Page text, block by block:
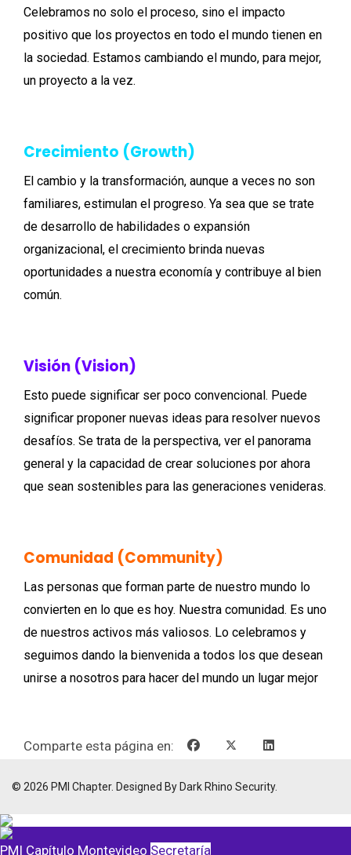
Celebramos no solo el proceso, sino el impacto
positivo que los proyectos en todo el mundo tienen en
la sociedad. Estamos cambiando el mundo, para mejor,
un proyecto a la vez.
Crecimiento (Growth)
El cambio y la transformación, aunque a veces no son
familiares, estimulan el progreso. Ya sea que se trate
de desarrollo de habilidades o expansión
organizacional, el crecimiento brinda nuevas
oportunidades a nuestra economía y contribuye al bien
común.
Visión (Vision)
Esto puede significar ser poco convencional. Puede
significar proponer nuevas ideas para resolver nuevos
desafíos. Se trata de la perspectiva, ver el panorama
general y la capacidad de crear soluciones por ahora
que sean sostenibles para las generaciones venideras.
Comunidad (Community)
Las personas que forman parte de nuestro mundo lo
convierten en lo que es hoy. Nuestra comunidad. Es uno
de nuestros activos más valiosos. Lo celebramos y
seguimos dando la bienvenida a todos los que desean
unirse a nosotros para hacer del mundo un lugar mejor
Comparte esta página en:
© 2026 PMI Chapter. Designed By Dark Rhino Security.
PMI Capítulo Montevideo Secretaría